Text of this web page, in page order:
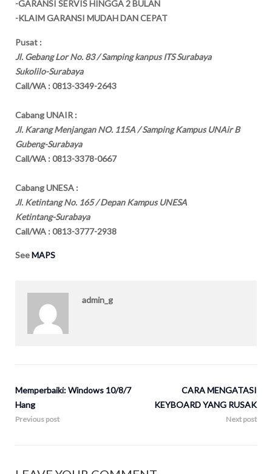
-GARANSI SERVIS HINGGA 2 BULAN
-KLAIM GARANSI MUDAH DAN CEPAT
Pusat :
Jl. Gebang Lor No. 83 / Samping kanpus ITS Surabaya
Sukolilo-Surabaya
Call/WA : 0813-3349-2643
Cabang UNAIR :
Jl. Karang Menjangan NO. 115A / Samping Kampus UNAir B
Gubeng-Surabaya
Call/WA : 0813-3378-0667
Cabang UNESA :
Jl. Ketintang No. 165 / Depan Kampus UNESA
Ketintang-Surabaya
Call/WA : 0813-3777-2938
SeeMAPS
admin_g
Memperbaiki: Windows 10/8/7
Hang
Previous post
CARA MENGATASI
KEYBOARD YANG RUSAK
Next post